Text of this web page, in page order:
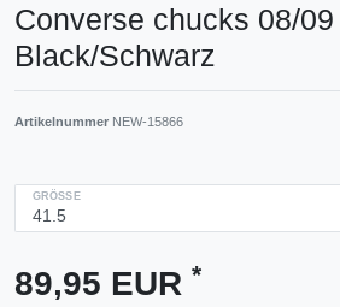
Converse chucks 08/
Black/Schwarz
Artikelnummer NEW-15866
GRÖSSE
89,95 EUR *